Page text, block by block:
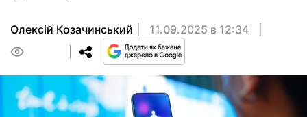
Олексій Козачинський
11.09.2025 в 12:34